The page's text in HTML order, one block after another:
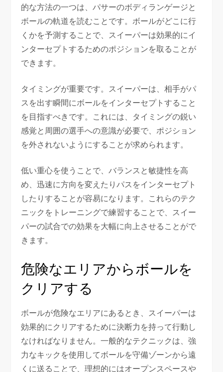
的な方法の一つは、パサーのボディランゲージと
ボールの軌道を読むことです。ボールがどこに行
くかを予測することで、スイーパーは効果的にイ
ンターセプトするためのポジションを取ることが
できます。
タイミングが重要です。スイーパーは、相手がパ
スを出す瞬間にボールをインターセプトすること
を目指すべきです。これには、タイミングの鋭い
感覚と周囲の選手への意識が必要で、ポジション
を外されないようにすることが求められます。
低い重心を使うことで、バランスと敏捷性を高
め、迅速に方向を変えたりパスをインターセプト
したりすることが容易になります。これらのテク
ニックをトレーニングで練習することで、スイー
パーの試合での効果を大幅に向上させることがで
きます。
危険なエリアからボールを
クリアする
ボールが危険なエリアにあるとき、スイーパーは
効果的にクリアするために決断力を持って行動し
なければなりません。一般的なテクニックは、強
力なキックを使用してボールを守備ゾーンから遠
くに送ることで、理想的にはオープンスペースや